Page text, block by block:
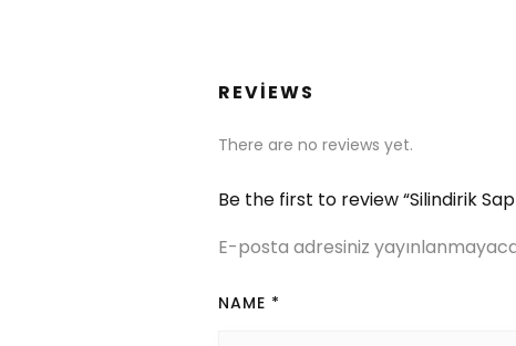
REVIEWS
There are no reviews yet.
Be the first to review “Silindirik
E-posta adresiniz
NAME *